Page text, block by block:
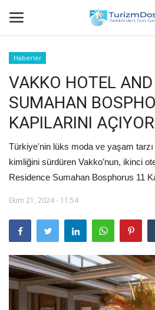
Anasayfa
Bize Ulaşın
Künye
Halil ÖNCÜ kimdir?
KVKK Aydınlatma Metni
Haberler
Görüntülü
Araştırma - İnceleme
Haberler
VAKKO HOTEL
SUMAHAN
KAPILARINI AÇIYOR
Türkiye'nin lüks moda ve yaşam
kimliğini sürdüren Vakko’nun, ikinci
Residence Sumahan Bosphorus 11
Ekim 21, 2024 - 11:54